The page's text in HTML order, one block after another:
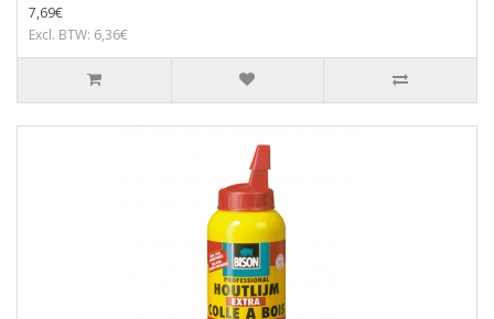
7,69€
Excl. BTW: 6,36€